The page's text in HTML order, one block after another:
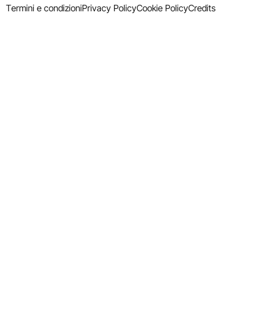
Termini e condizioniPrivacy PolicyCookie PolicyCredits